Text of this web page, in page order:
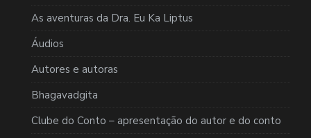
As aventuras da Dra. Eu Ka Liptus
Áudios
Autores e autoras
Bhagavadgita
Clube do Conto – apresentação do autor e do conto